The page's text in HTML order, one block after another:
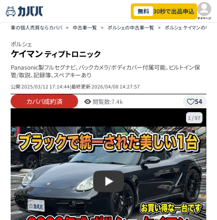
無料 30秒で出品申込
マイページ
車の個人売買ならカババ > 中古車一覧 > ポルシェの中古車一覧 > ポルシェ ケイマンの中
ポルシェ
ケイマンティプトロニック
Panasonic製フルセグナビ、バックカメラ/ボディカバー付属可能、ビルトイン保
管/取説、記録簿、スペアキーあり
公開2025/03/12 17:14:44|最終更新2026/04/08 14:27:57
カババ成約済 閲覧数:7.4k 54
1 /97